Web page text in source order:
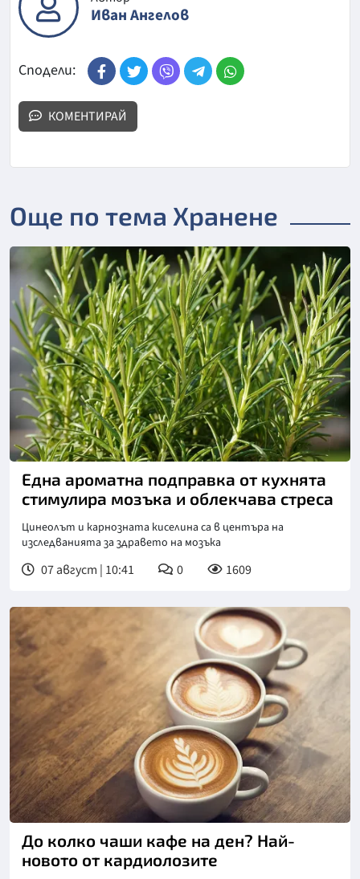
Иван Ангелов
Сподели:
КОМЕНТИРАЙ
Още по тема Хранене
Снимка: Пиксабей
Една ароматна подправка от кухнята
стимулира мозъка и облекчава стреса
Цинеолът и карнозната киселина са в центъра на
изследванията за здравето на мозъка
07 август | 10:41 0 1609
Снимка: Пиксабей
До колко чаши кафе на ден? Най-
новото от кардиолозите